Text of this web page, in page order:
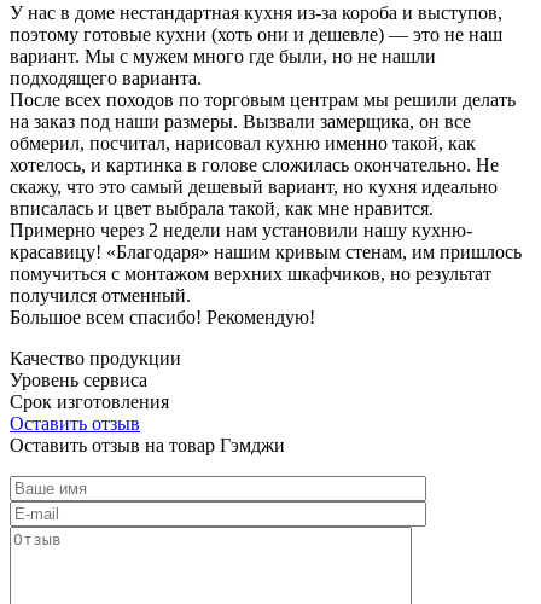
У нас в доме нестандартная кухня из-за короба и выступов,
поэтому готовые кухни (хоть они и дешевле) — это не наш
вариант. Мы с мужем много где были, но не нашли
подходящего варианта.
После всех походов по торговым центрам мы решили делать
на заказ под наши размеры. Вызвали замерщика, он все
обмерил, посчитал, нарисовал кухню именно такой, как
хотелось, и картинка в голове сложилась окончательно. Не
скажу, что это самый дешевый вариант, но кухня идеально
вписалась и цвет выбрала такой, как мне нравится.
Примерно через 2 недели нам установили нашу кухню-
красавицу! «Благодаря» нашим кривым стенам, им пришлось
помучиться с монтажом верхних шкафчиков, но результат
получился отменный.
Большое всем спасибо! Рекомендую!
Качество продукции
Уровень сервиса
Срок изготовления
Оставить отзыв
Оставить отзыв на товар Гэмджи